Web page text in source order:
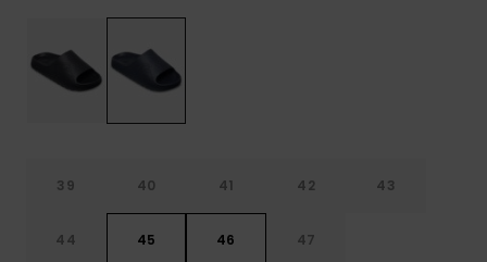
39 40 41 42 43
44 45 46 47